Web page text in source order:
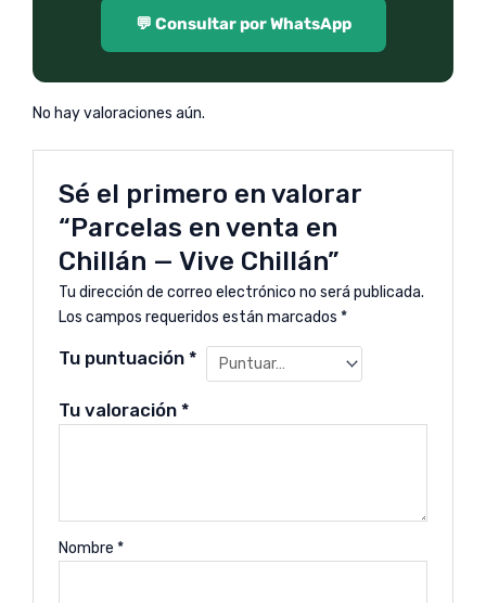
💬 Consultar por WhatsApp
No hay valoraciones aún.
Sé el primero en valorar
“Parcelas en venta en
Chillán — Vive Chillán”
Tu dirección de correo electrónico no será publicada.
Los campos requeridos están marcados*
Tu puntuación*
Tu valoración*
Nombre*